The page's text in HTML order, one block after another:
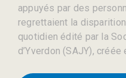
appuyés par des
regrettaient la
quotidien édité par la
d’Yverdon (SAJY), créée